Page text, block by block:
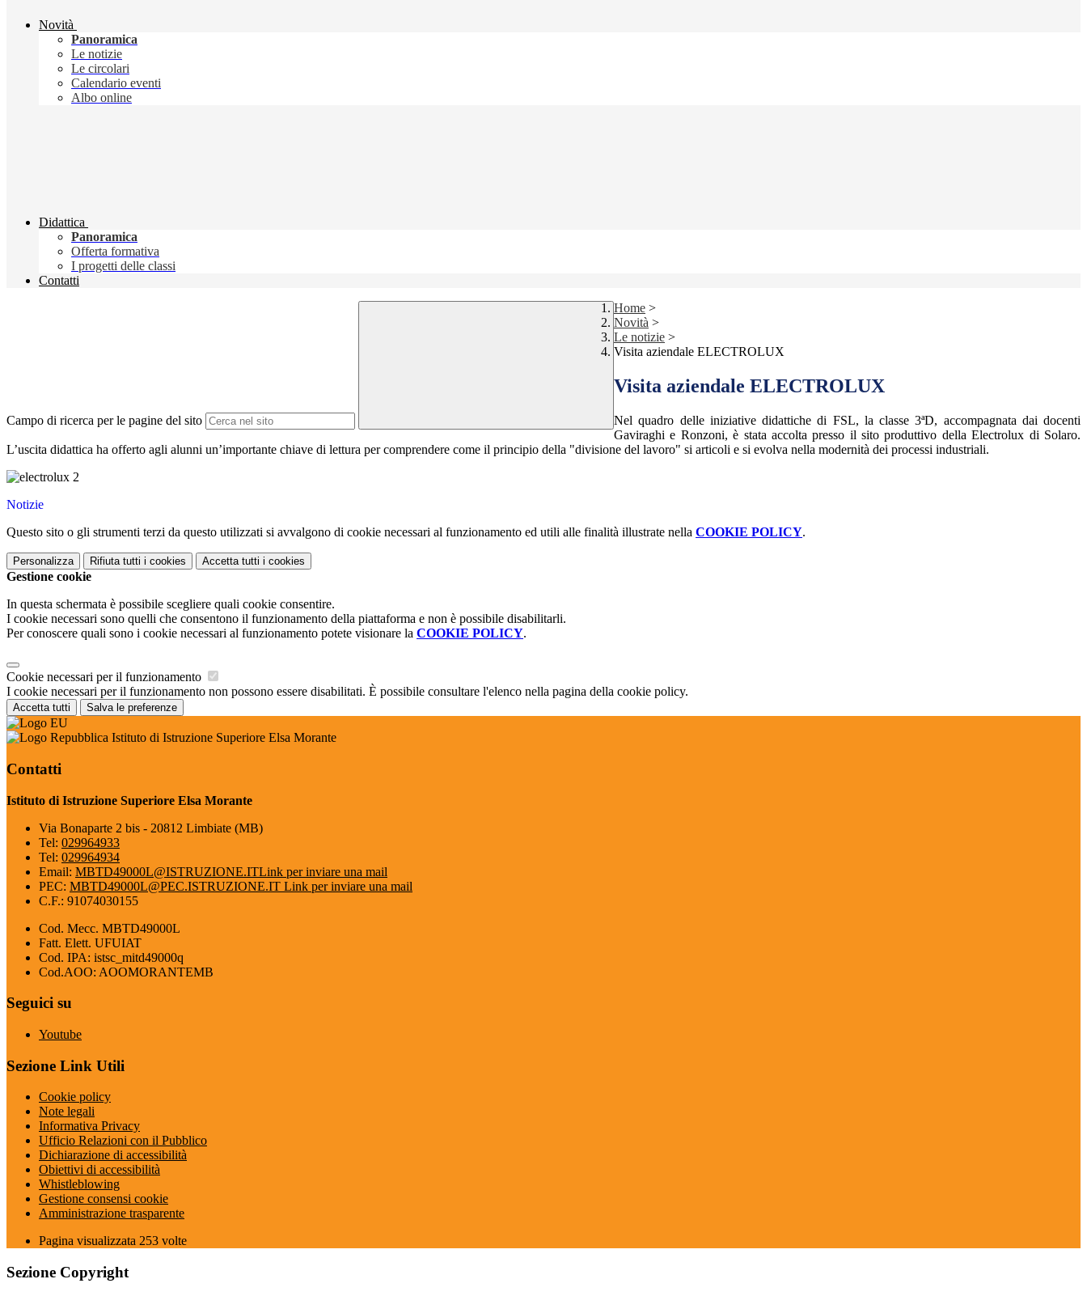
Novità
Panoramica
Le notizie
Le circolari
Calendario eventi
Albo online
Didattica
Panoramica
Offerta formativa
I progetti delle classi
Contatti
Campo di ricerca per le pagine del sito
Home >
Novità >
Le notizie >
Visita aziendale ELECTROLUX
Visita aziendale ELECTROLUX
Nel quadro delle iniziative didattiche di FSL, la classe 3ªD, accompagnata dai docenti
Gaviraghi e Ronzoni, è stata accolta presso il sito produttivo della Electrolux di Solaro.
L’uscita didattica ha offerto agli alunni un’importante chiave di lettura per comprendere come il principio della "divisione del lavoro" si articoli e si evolva nella modernità dei processi industriali.
Notizie
Questo sito o gli strumenti terzi da questo utilizzati si avvalgono di cookie necessari al funzionamento ed utili alle finalità illustrate nella COOKIE POLICY.
Personalizza Rifiuta tutti i cookies Accetta tutti i cookies
Gestione cookie
In questa schermata è possibile scegliere quali cookie consentire.
I cookie necessari sono quelli che consentono il funzionamento della piattaforma e non è possibile disabilitarli.
Per conoscere quali sono i cookie necessari al funzionamento potete visionare la COOKIE POLICY.
Cookie necessari per il funzionamento
I cookie necessari per il funzionamento non possono essere disabilitati. È possibile consultare l'elenco nella pagina della cookie policy.
Accetta tutti Salva le preferenze
Istituto di Istruzione Superiore Elsa Morante
Contatti
Istituto di Istruzione Superiore Elsa Morante
Via Bonaparte 2 bis - 20812 Limbiate (MB)
Tel: 029964933
Tel: 029964934
Email: MBTD49000L@ISTRUZIONE.ITLink per inviare una mail
PEC: MBTD49000L@PEC.ISTRUZIONE.IT Link per inviare una mail
C.F.: 91074030155
Cod. Mecc. MBTD49000L
Fatt. Elett. UFUIAT
Cod. IPA: istsc_mitd49000q
Cod.AOO: AOOMORANTEMB
Seguici su
Youtube
Sezione Link Utili
Cookie policy
Note legali
Informativa Privacy
Ufficio Relazioni con il Pubblico
Dichiarazione di accessibilità
Obiettivi di accessibilità
Whistleblowing
Gestione consensi cookie
Amministrazione trasparente
Pagina visualizzata 253 volte
Sezione Copyright